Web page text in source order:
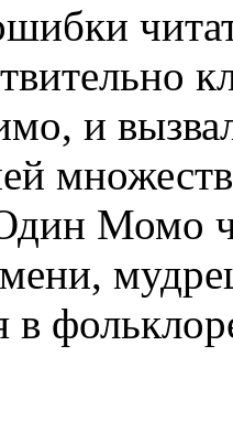
и
Момо
в